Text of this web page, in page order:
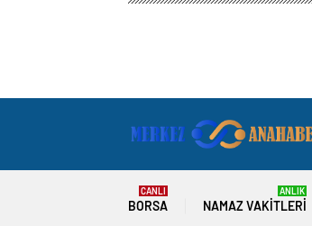
BORSA
CANLI
NAMAZ VAKITLERI
ANLIK